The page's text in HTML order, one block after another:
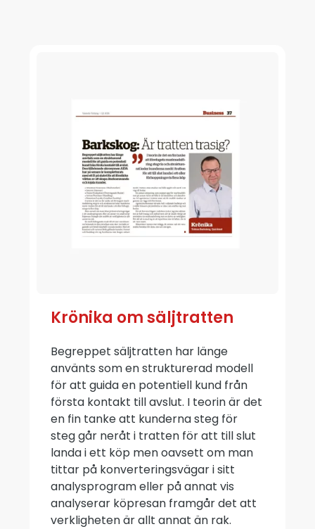
Krönika om säljtratten
Begreppet säljtratten har länge
använts som en strukturerad modell
för att guida en potentiell kund från
första kontakt till avslut. I teorin är det
en fin tanke att kunderna steg för
steg går neråt i tratten för att till slut
landa i ett köp men oavsett om man
tittar på konverteringsvägar i sitt
analysprogram eller på annat vis
analyserar köpresan framgår det att
verkligheten är allt annat än rak.